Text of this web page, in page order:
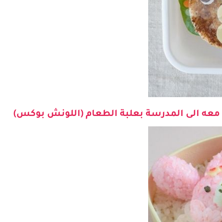
الى المدرسة بعلبة الطعام (اللونش بوكس)